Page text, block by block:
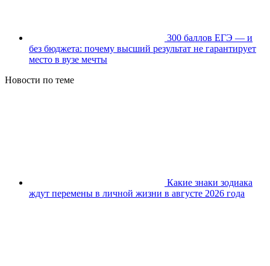
300 баллов ЕГЭ — и
без бюджета: почему высший результат не гарантирует
место в вузе мечты
Новости по теме
Какие знаки зодиака
ждут перемены в личной жизни в августе 2026 года